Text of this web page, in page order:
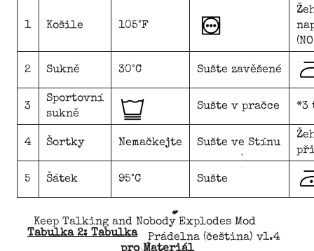
1 Košile 105°F
2 Sukně 30°C Sušte zavěšené
3
Sportovní
sukně
Sušte v pračce *3
4 Šortky Nemačkejte Sušte ve Stínu
při
5 Šátek 95°C Sušte
Keep Talking and Nobody Explodes Mod
Prádelna (čeština) v1.4
Tabulka 2: Tabulka